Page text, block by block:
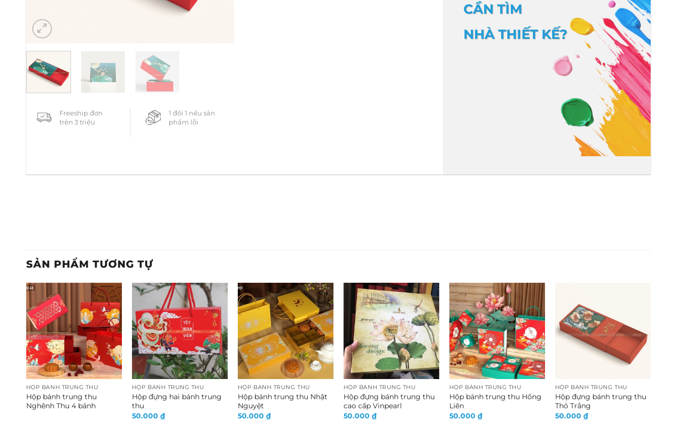
Freeship đơn
trên 3 triệu
1 đổi 1 nếu sản
phẩm lỗi
CẦN TÌM
NHÀ THIẾT KẾ?
SẢN PHẨM TƯƠNG TỰ
HỘP BÁNH TRUNG THU
Hộp bánh trung thu
Nghênh Thu 4 bánh
HỘP BÁNH TRUNG THU
Hộp đựng hai bánh trung
thu
50.000 ₫
HỘP BÁNH TRUNG THU
Hộp bánh trung thu Nhật
Nguyệt
50.000 ₫
HỘP BÁNH TRUNG THU
Hộp đựng bánh trung thu
cao cấp Vinpearl
50.000 ₫
HỘP BÁNH TRUNG THU
Hộp bánh trung thu Hồng
Liên
50.000 ₫
HỘP BÁNH TRUNG THU
Hộp đựng bánh trung thu
Thỏ Trắng
50.000 ₫